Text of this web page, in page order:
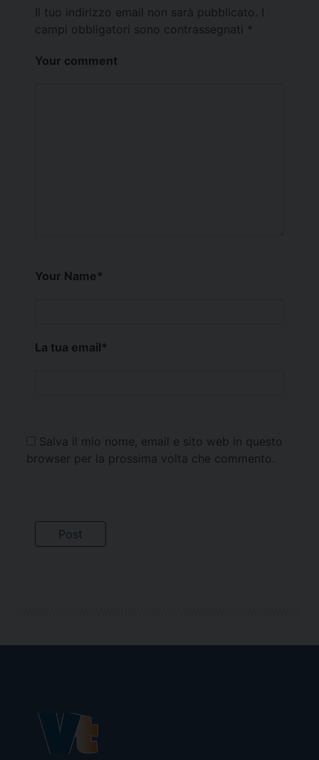
Il tuo indirizzo email non sarà pubblicato.
campi obbligatori sono contrassegnati *
Your comment
Your Name*
La tua email*
Salva il mio nome, email e sito web in questo
browser per la prossima volta che commento.